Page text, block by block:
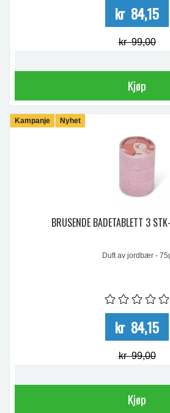
kr 84,15
kr 99,00
Kjøp
Kampanje Nyhet
BRUSENDE BADETABLETT 3
Duft av jordbær -
kr 84,15
kr 99,00
Kjøp